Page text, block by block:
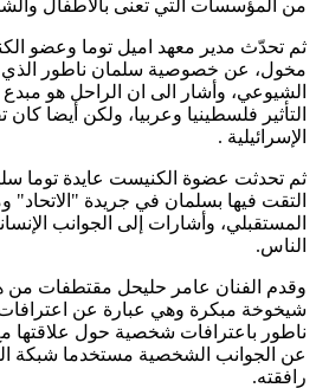
من المؤسسات التي تعنى بالأطفال
ثم تحدّث مدير معهد اميل توما وعضو
مخول، عن خصوصية سلمان ناطور
الشيوعي، وأشار الى ان الراحل هو مبدع
التأثير فلسطينيا وعربيا، ولكن أيضا
الإسرائيلية .
ثم تحدثت عضوة الكنيست عايدة توما
التقت فيها بسلمان في جريدة "الاتحاد"
المستقبلي، وأشارات إلى الجوانب
الناس.
وقدم الفنان عامر حليحل مقتطفات
شيخوخة مبكرة وهي عبارة عن
ناطور باعترافات شخصية حول علاقتها
عن الجوانب الشخصية مستخدما شبكة
رافقته.